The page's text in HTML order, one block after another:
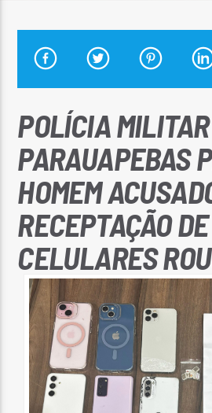
POLÍCIA
PARAUAPEBAS
HOMEM
RECEPTAÇÃO DE
CELULARES